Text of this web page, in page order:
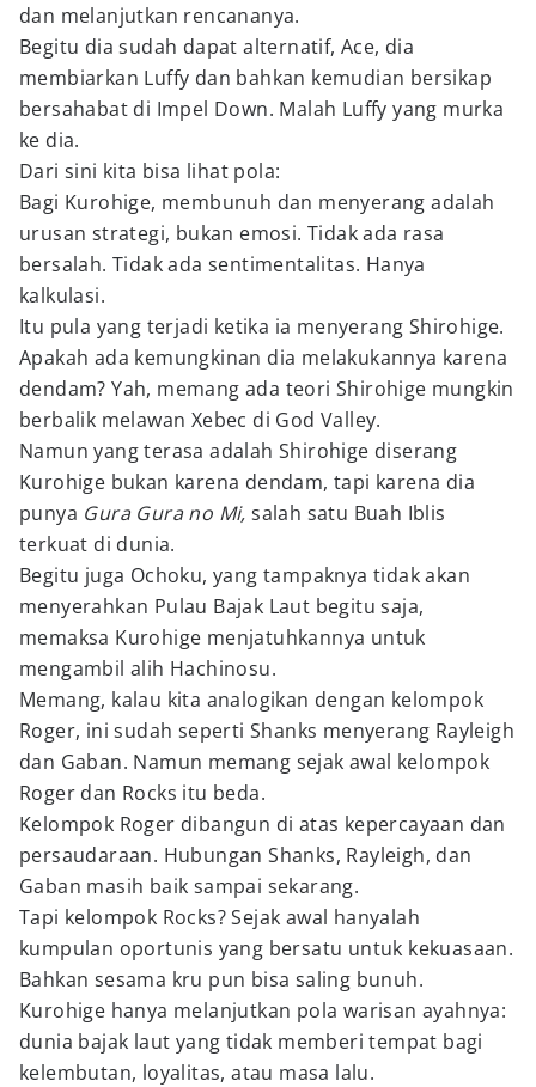
dan melanjutkan rencananya.
Begitu dia sudah dapat alternatif, Ace, dia
membiarkan Luffy dan bahkan kemudian bersikap
bersahabat di Impel Down. Malah Luffy yang murka
ke dia.
Dari sini kita bisa lihat pola:
Bagi Kurohige, membunuh dan menyerang adalah
urusan strategi, bukan emosi. Tidak ada rasa
bersalah. Tidak ada sentimentalitas. Hanya
kalkulasi.
Itu pula yang terjadi ketika ia menyerang Shirohige.
Apakah ada kemungkinan dia melakukannya karena
dendam? Yah, memang ada teori Shirohige mungkin
berbalik melawan Xebec di God Valley.
Namun yang terasa adalah Shirohige diserang
Kurohige bukan karena dendam, tapi karena dia
punya Gura Gura no Mi, salah satu Buah Iblis
terkuat di dunia.
Begitu juga Ochoku, yang tampaknya tidak akan
menyerahkan Pulau Bajak Laut begitu saja,
memaksa Kurohige menjatuhkannya untuk
mengambil alih Hachinosu.
Memang, kalau kita analogikan dengan kelompok
Roger, ini sudah seperti Shanks menyerang Rayleigh
dan Gaban. Namun memang sejak awal kelompok
Roger dan Rocks itu beda.
Kelompok Roger dibangun di atas kepercayaan dan
persaudaraan. Hubungan Shanks, Rayleigh, dan
Gaban masih baik sampai sekarang.
Tapi kelompok Rocks? Sejak awal hanyalah
kumpulan oportunis yang bersatu untuk kekuasaan.
Bahkan sesama kru pun bisa saling bunuh.
Kurohige hanya melanjutkan pola warisan ayahnya:
dunia bajak laut yang tidak memberi tempat bagi
kelembutan, loyalitas, atau masa lalu.